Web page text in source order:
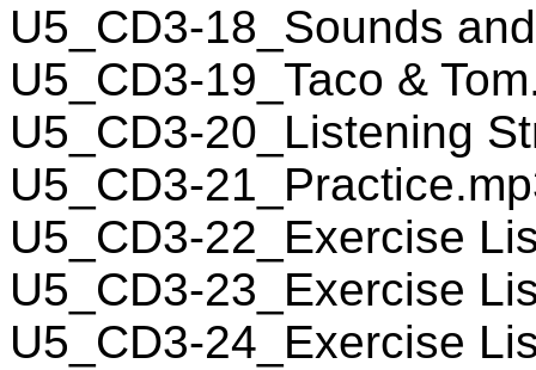
U5_CD3-18_Sounds
U5_CD3-19_Taco &
U5_CD3-20_Listening
U5_CD3-
U5_CD3-22_Exercise
U5_CD3-23_Exercise
U5_CD3-24_Exercise